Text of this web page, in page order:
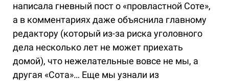
написала гневный пост о «провластной Соте»,
а в комментариях даже объяснила главному
редактору (который из-за риска уголовного
дела несколько лет не может приехать
домой), что нежелательные вовсе не мы, а
другая «Сота»… Еще мы узнали из